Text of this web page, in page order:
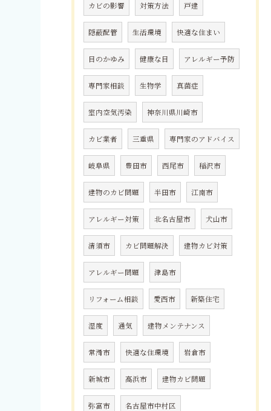
カビの影響 対策方法 戸建
隠蔽配管 生活環境 快適な住まい
目のかゆみ 健康な目 アレルギー予防
専門家相談 生物学 真菌症
室内空気汚染 神奈川県川崎市
カビ業者 三重県 専門家のアドバイス
岐阜県 豊田市 西尾市 稲沢市
建物のカビ問題 半田市 江南市
アレルギー対策 北名古屋市 犬山市
清須市 カビ問題解決 建物カビ対策
アレルギー問題 津島市
リフォーム相談 愛西市 新築住宅
湿度 通気 建物メンテナンス
常滑市 快適な住環境 岩倉市
新城市 高浜市 建物カビ問題
弥富市 名古屋市中村区